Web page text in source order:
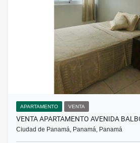
APARTAMENTO VENTA
VENTA APARTAMENTO AVENIDA
Ciudad de Panamá, Panamá, Panamá